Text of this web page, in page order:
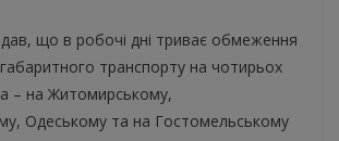
що в робочі дні триває обмеження
транспорту на чотирьох
– на Житомирському,
Одеському та на Гостомельському